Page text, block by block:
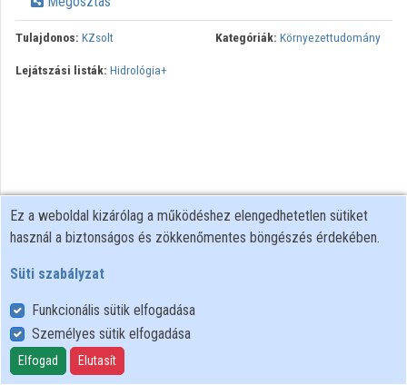
Tulajdonos: KZsolt Kategóriák: Környezettudomány
Lejátszási listák: Hidrológia+
Felhasználói szabályzat
Adatkezelési tájékoztató
Süti szabályzat
Ez a weboldal kizárólag a működéshez elengedhetetlen sütiket
használ a biztonságos és zökkenőmentes böngészés érdekében.
Süti szabályzat
Funkcionális sütik elfogadása
Személyes sütik elfogadása
Elfogad Elutasít